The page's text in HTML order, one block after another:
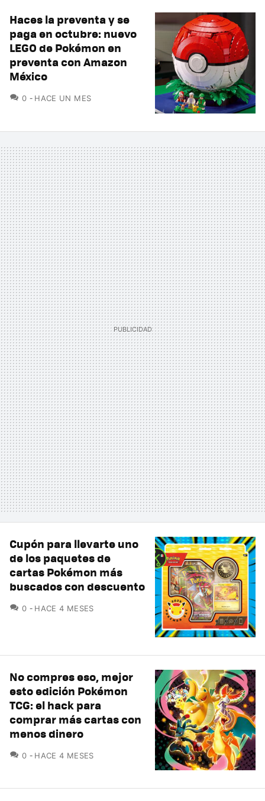
Haces la preventa y se
paga en octubre: nuevo
LEGO de Pokémon en
preventa con Amazon
México
0 COMENTARIOS
HACE UN MES
Cupón para llevarte uno
de los paquetes de
cartas Pokémon más
buscados con descuento
0 COMENTARIOS
HACE 4 MESES
No compres eso, mejor
esto edición Pokémon
TCG: el hack para
comprar más cartas con
menos dinero
0 COMENTARIOS
HACE 4 MESES